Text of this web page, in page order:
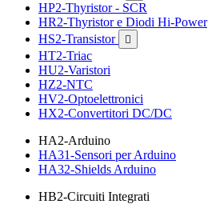
HP2-Thyristor - SCR
HR2-Thyristor e Diodi Hi-Power
HS2-Transistor

HT2-Triac
HU2-Varistori
HZ2-NTC
HV2-Optoelettronici
HX2-Convertitori DC/DC
HA2-Arduino
HA31-Sensori per Arduino
HA32-Shields Arduino
HB2-Circuiti Integrati